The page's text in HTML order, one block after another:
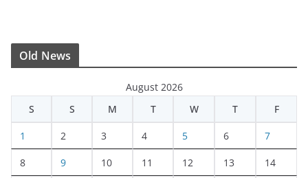
Old News
August 2026
S
S M T W T F
1 2 3 4 5 6 7
8 9 10 11 12 13 14